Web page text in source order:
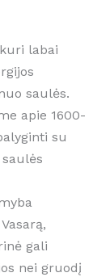
labai
saulės.
apie 1600-
su
gali
nei gruodį